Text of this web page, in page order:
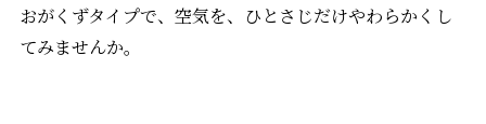
おがくずタイプで、空気を、ひとさじだけやわらかくし
てみませんか。